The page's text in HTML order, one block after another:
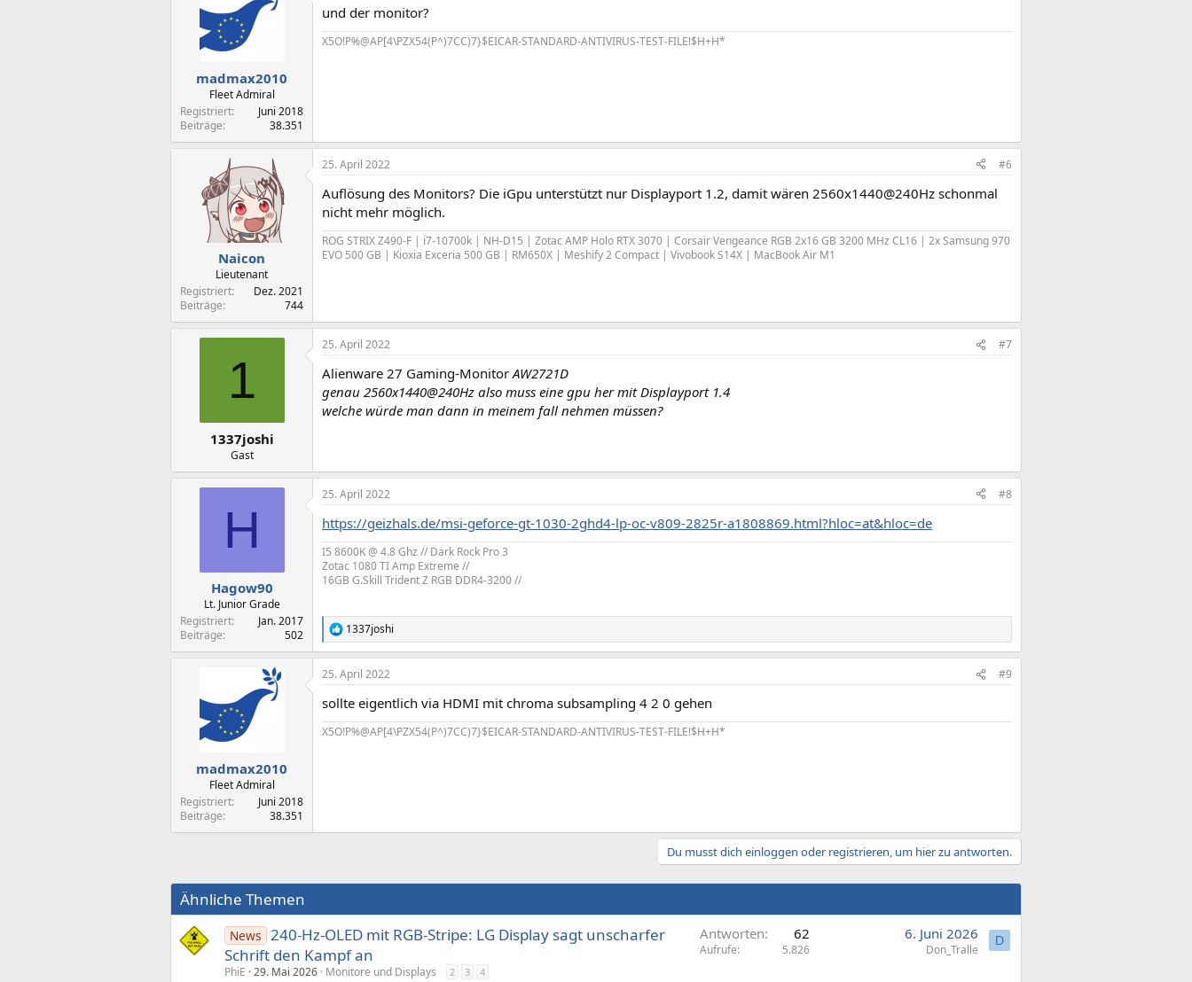
madmax2010
Fleet Admiral
Registriert
Juni 2018
Beiträge
38.351
und der monitor?
X5O!P%@AP[4\PZX54(P^)7CC)7}$EICAR-STANDARD-ANTIVIRUS-TEST-FILE!$H+H*
Naicon
Lieutenant
Registriert
Dez. 2021
Beiträge
744
25. April 2022 #6
Auflösung des Monitors? Die iGpu unterstützt nur Displayport 1.2, damit wären 2560x1440@240Hz schonmal
nicht mehr möglich.
ROG STRIX Z490-F | i7-10700k | NH-D15 | Zotac AMP Holo RTX 3070 | Corsair Vengeance RGB 2x16 GB 3200 MHz CL16 | 2x Samsung 970
EVO 500 GB | Kioxia Exceria 500 GB | RM650X | Meshify 2 Compact | Vivobook S14X | MacBook Air M1
1
1337joshi
Gast
25. April 2022 #7
Alienware 27 Gaming-MonitorAW2721D
genau 2560x1440@240Hz also muss eine gpu her mit Displayport 1.4
welche würde man dann in meinem fall nehmen müssen?
H
Hagow90
Lt. Junior Grade
Registriert
Jan. 2017
Beiträge
502
25. April 2022 #8
https://geizhals.de/msi-geforce-gt-1030-2ghd4-lp-oc-v809-2825r-a1808869.html?hloc=at&hloc=de
I5 8600K @ 4.8 Ghz // Dark Rock Pro 3
Zotac 1080 TI Amp Extreme //
16GB G.Skill Trident Z RGB DDR4-3200 //
R
e
a
k
i
o
n
1337joshi
madmax2010
Fleet Admiral
Registriert
Juni 2018
Beiträge
38.351
25. April 2022 #9
sollte eigentlich via HDMI mit chroma subsampling 4 2 0 gehen
X5O!P%@AP[4\PZX54(P^)7CC)7}$EICAR-STANDARD-ANTIVIRUS-TEST-FILE!$H+H*
Du musst dich einloggen oder registrieren, um hier zu antworten.
Ähnliche Themen
News
240-Hz-OLED mit RGB-Stripe: LG Display sagt unscharfer
Schrift den Kampf an
PhiE 29. Mai 2026 Monitore und Displays 2 3 4
Antworten 62
Aufrufe 5.826
6. Juni 2026
Don_Tralle
D